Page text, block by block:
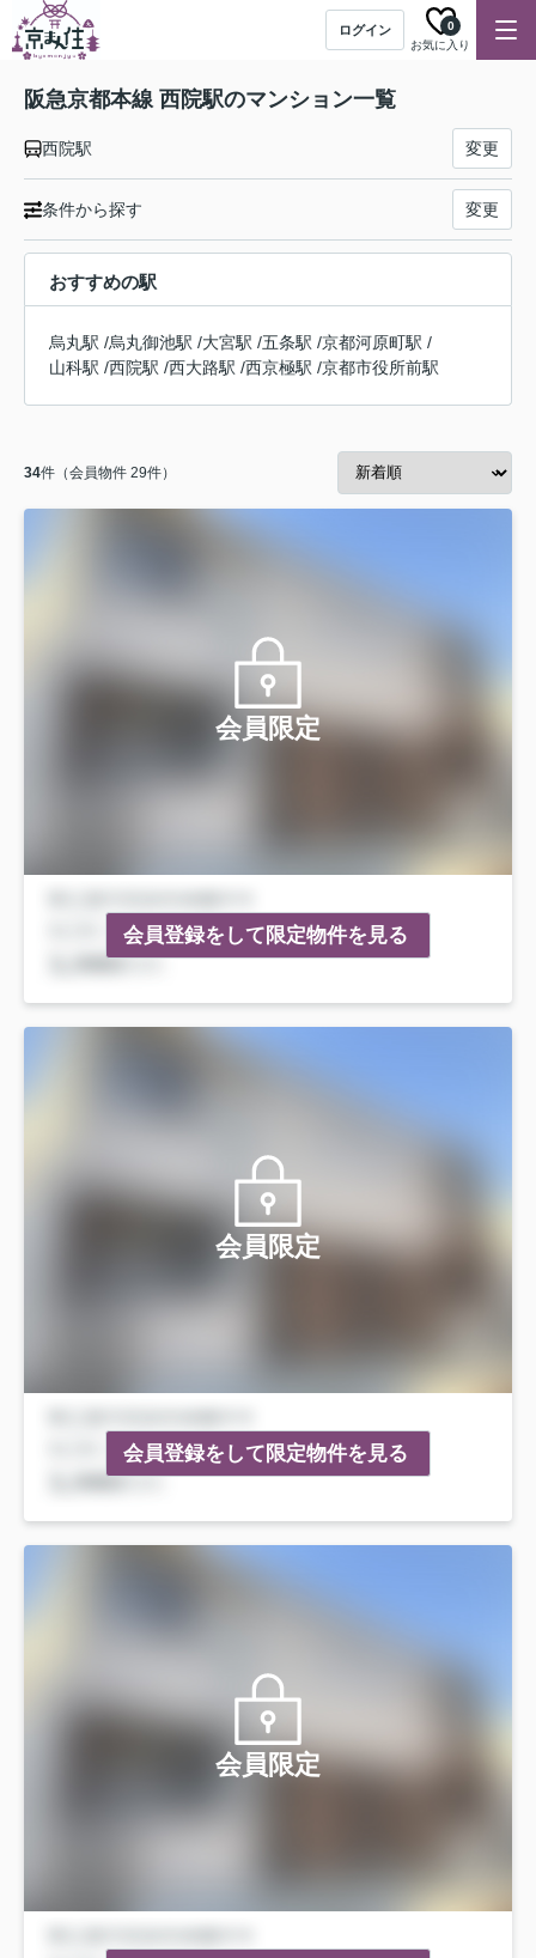
ログイン
お気に入り
0
阪急京都本線 西院駅のマンション一覧
西院駅 変更
条件から探す 変更
おすすめの駅
烏丸駅 /烏丸御池駅 /大宮駅 /五条駅 /京都河原町駅 /
山科駅 /西院駅 /西大路駅 /西京極駅 /京都市役所前駅
34件（会員物件 29件）
会員限定
会員登録をして限定物件を見る
会員限定
会員登録をして限定物件を見る
会員限定